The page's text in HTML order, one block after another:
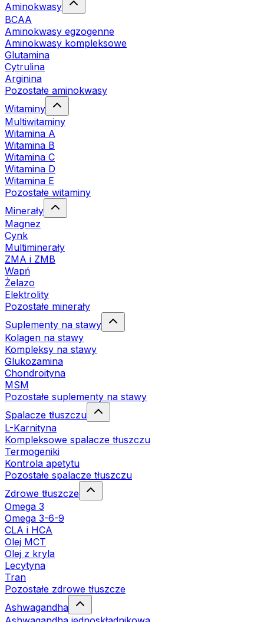
Aminokwasy
BCAA
Aminokwasy egzogenne
Aminokwasy kompleksowe
Glutamina
Cytrulina
Arginina
Pozostałe aminokwasy
Witaminy
Multiwitaminy
Witamina A
Witamina B
Witamina C
Witamina D
Witamina E
Pozostałe witaminy
Minerały
Magnez
Cynk
Multiminerały
ZMA i ZMB
Wapń
Żelazo
Elektrolity
Pozostałe minerały
Suplementy na stawy
Kolagen na stawy
Kompleksy na stawy
Glukozamina
Chondroityna
MSM
Pozostałe suplementy na stawy
Spalacze tłuszczu
L-Karnityna
Kompleksowe spalacze tłuszczu
Termogeniki
Kontrola apetytu
Pozostałe spalacze tłuszczu
Zdrowe tłuszcze
Omega 3
Omega 3-6-9
CLA i HCA
Olej MCT
Olej z kryla
Lecytyna
Tran
Pozostałe zdrowe tłuszcze
Ashwagandha